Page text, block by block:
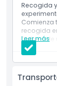
Recogida
Comienza
recogida
Disfruta
Arábigo en
rojas y
Llega a
de Dubái
Leer más